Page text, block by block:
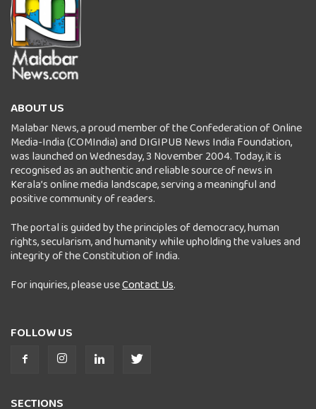
ABOUT US
Malabar News, a proud member of the Confederation of Online
Media-India (COMIndia) and DIGIPUB News India Foundation,
was launched on Wednesday, 3 November 2004. Today, it is
recognised as an authentic and reliable source of news in
Kerala’s online media landscape, serving a meaningful and
positive community of readers.
The portal is guided by the principles of democracy, human
rights, secularism, and humanity while upholding the values and
integrity of the Constitution of India.
For inquiries, please useContact Us.
FOLLOW US
SECTIONS